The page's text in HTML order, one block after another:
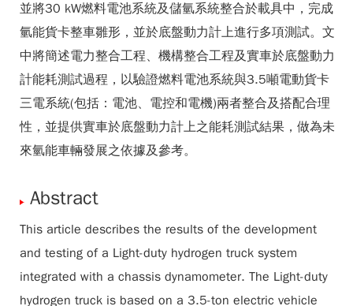
並將30 kW燃料電池系統及儲氫系統整合於載具中，完成
氫能貨卡整車雛形，並於底盤動力計上進行多項測試。文
中將簡述電力整合工程、機構整合工程及實車於底盤動力
計能耗測試過程，以驗證燃料電池系統與3.5噸電動貨卡
三電系統(包括：電池、電控和電機)兩者整合及搭配合理
性，並提供實車於底盤動力計上之能耗測試結果，做為未
來氫能車輛發展之依據及參考。
Abstract
This article describes the results of the development
and testing of a Light-duty hydrogen truck system
integrated with a chassis dynamometer. The Light-duty
hydrogen truck is based on a 3.5-ton electric vehicle